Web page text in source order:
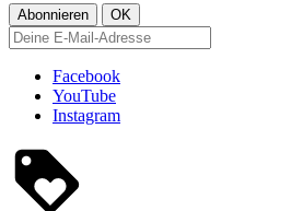
Facebook
YouTube
Instagram